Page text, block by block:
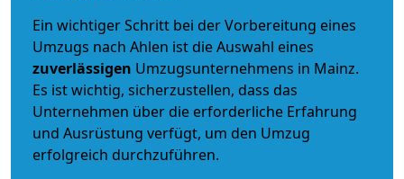
Ein wichtiger Schritt bei der Vorbereitung eines
Umzugs nach Ahlen ist die Auswahl eines
zuverlässigen Umzugsunternehmens in Mainz.
Es ist wichtig, sicherzustellen, dass das
Unternehmen über die erforderliche Erfahrung
und Ausrüstung verfügt, um den Umzug
erfolgreich durchzuführen.